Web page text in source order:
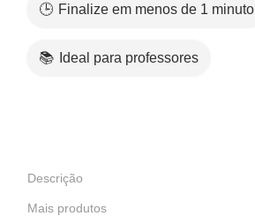
🕒 Finalize em menos de 1 minuto
📚 Ideal para professores
Descrição
Mais produtos